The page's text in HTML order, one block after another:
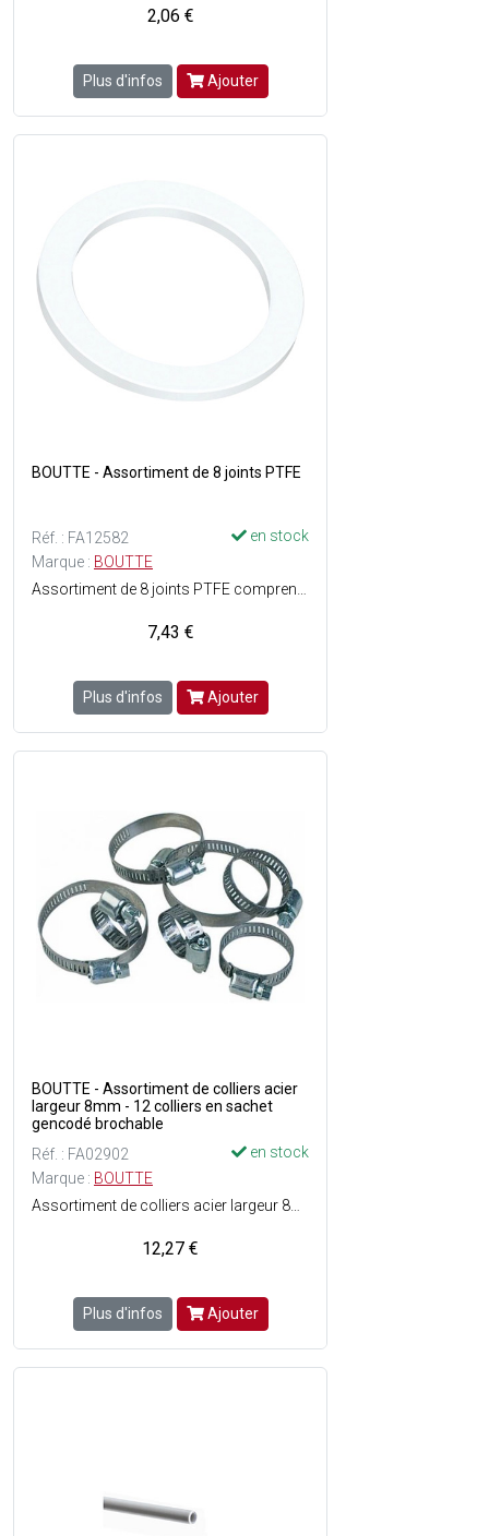
2,06 €
Plus d'infos Ajouter
BOUTTE - Assortiment de 8 joints PTFE
Réf. : FA12582
en stock
Marque : BOUTTE
7,43 €
Plus d'infos Ajouter
BOUTTE - Assortiment de colliers acier
largeur 8mm - 12 colliers en sachet
gencodé brochable
Réf. : FA02902
en stock
Marque : BOUTTE
12,27 €
Plus d'infos Ajouter